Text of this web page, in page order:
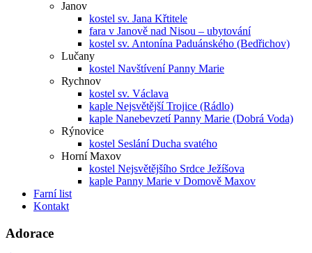
Janov
kostel sv. Jana Křtitele
fara v Janově nad Nisou – ubytování
kostel sv. Antonína Paduánského (Bedřichov)
Lučany
kostel Navštívení Panny Marie
Rychnov
kostel sv. Václava
kaple Nejsvětější Trojice (Rádlo)
kaple Nanebevzetí Panny Marie (Dobrá Voda)
Rýnovice
kostel Seslání Ducha svatého
Horní Maxov
kostel Nejsvětějšího Srdce Ježíšova
kaple Panny Marie v Domově Maxov
Farní list
Kontakt
Adorace